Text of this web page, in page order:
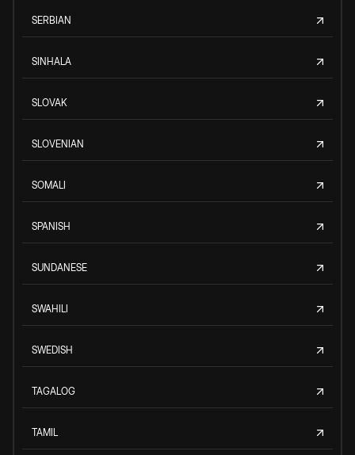
SERBIAN
SINHALA
SLOVAK
SLOVENIAN
SOMALI
SPANISH
SUNDANESE
SWAHILI
SWEDISH
TAGALOG
TAMIL